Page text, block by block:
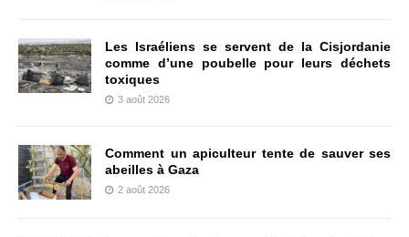
Les Israéliens se servent de la Cisjordanie
comme d’une poubelle pour leurs déchets
toxiques
3 août 2026
Comment un apiculteur tente de sauver ses
abeilles à Gaza
2 août 2026